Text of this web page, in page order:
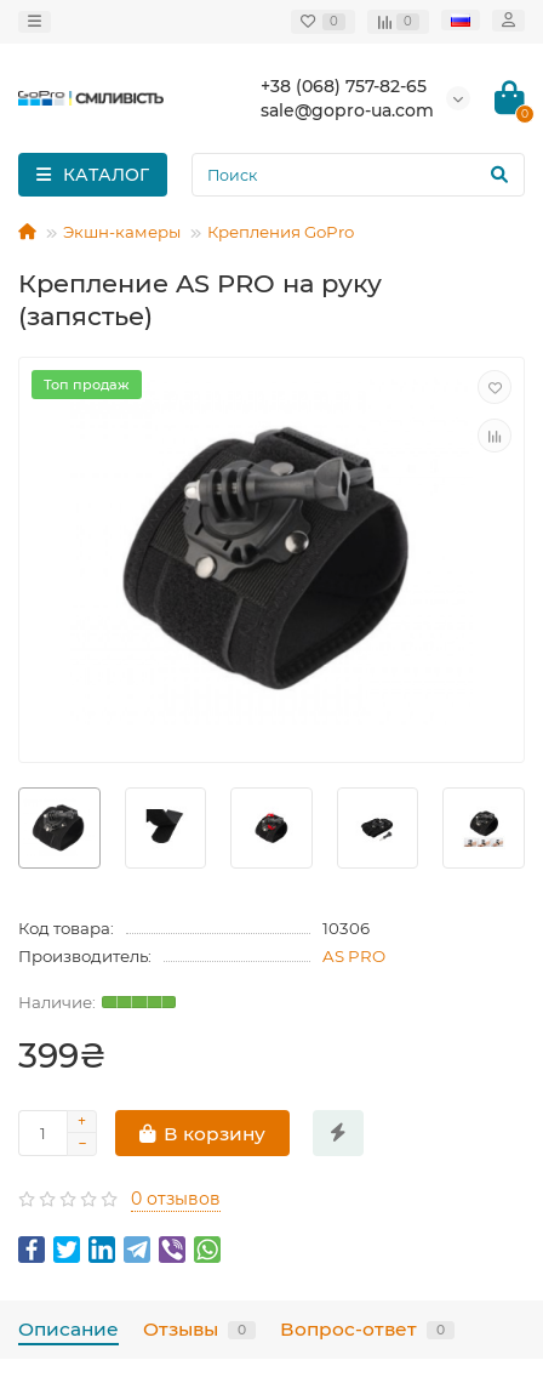
0 0
+38 (068) 757-82-65
sale@gopro-ua.com
0
КАТАЛОГ
Экшн-камеры Крепления GoPro
Крепление AS PRO на руку
(запястье)
Топ продаж
Код товара:
10306
Производитель:
AS PRO
399₴
В корзину
0 отзывов
Описание Отзывы 0 Вопрос-ответ 0